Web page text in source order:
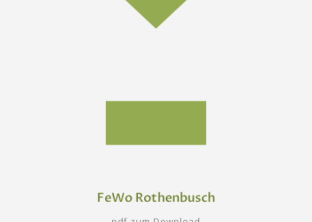
FeWo Rothenbusch